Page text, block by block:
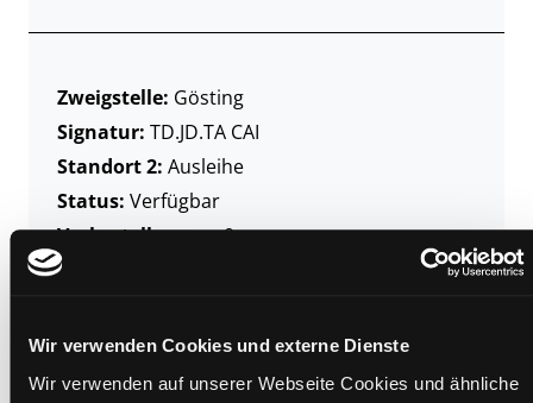
Wir verwenden Cookies und externe Dienste
Wir verwenden auf unserer Webseite Cookies und ähnliche
Zweigstelle: Gösting
Signatur: TD.JD.TA CAI
Standort 2: Ausleihe
Status: Verfügbar
Vorbestellungen:0
Mediengruppe:
Barcode: 2302SB00350
Standort 3: